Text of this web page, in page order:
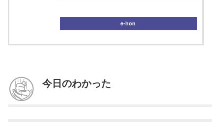
e-hon
今日のわかった